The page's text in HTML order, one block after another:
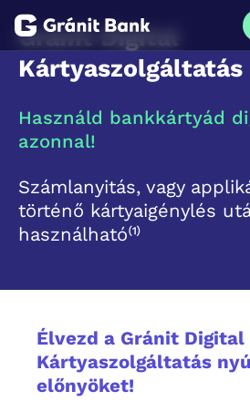
Magánszemélyeknek
Vállalkozásoknak
Fiataloknak
Befektetőknek
Netbank
Gránit Digital
Kártyaszolgáltatás
Használd bankkártyád
azonnal!
Számlanyitás, vagy
történő kártyaigénylés
használható⁽¹⁾
Élvezd a Gránit Digital
Kártyaszolgáltatás
előnyöket!